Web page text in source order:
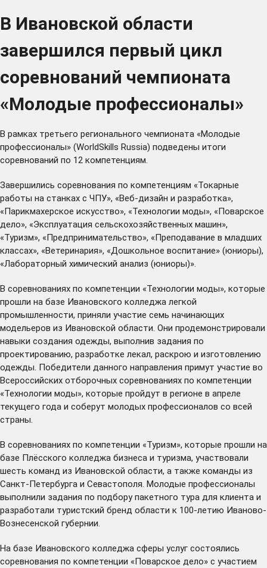
В Ивановской области
завершился первый цикл
соревнований чемпионата
«Молодые профессионалы»
В рамках третьего регионального чемпионата «Молодые
профессионалы» (WorldSkills Russia) подведены итоги
соревнований по 12 компетенциям.
Завершились соревнования по компетенциям «Токарные
работы на станках с ЧПУ», «Веб-дизайн и разработка»,
«Парикмахерское искусство», «Технологии моды», «Поварское
дело», «Эксплуатация сельскохозяйственных машин»,
«Туризм», «Предпринимательство», «Преподавание в младших
классах», «Ветеринария», «Дошкольное воспитание» (юниоры),
«Лабораторный химический анализ (юниоры)».
В соревнованиях по компетенции «Технологии моды», которые
прошли на базе Ивановского колледжа легкой
промышленности, приняли участие семь начинающих
модельеров из Ивановской области. Они продемонстрировали
навыки создания одежды, выполнив задания по
проектированию, разработке лекал, раскрою и изготовлению
одежды. Победители данного направления примут участие во
Всероссийских отборочных соревнованиях по компетенции
«Технологии моды», которые пройдут в регионе в апреле
текущего года и соберут молодых профессионалов со всей
страны.
В соревнованиях по компетенции «Туризм», которые прошли на
базе Плёсского колледжа бизнеса и туризма, участвовали
шесть команд из Ивановской области, а также команды из
Санкт-Петербурга и Севастополя. Молодые профессионалы
выполнили задания по подбору пакетного тура для клиента и
разработали туристский бренд области к 100-летию Иваново-
Вознесенской губернии.
На базе Ивановского колледжа сферы услуг состоялись
соревнования по компетенции «Поварское дело» с участием